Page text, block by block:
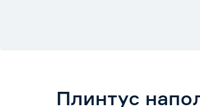
Плинтус